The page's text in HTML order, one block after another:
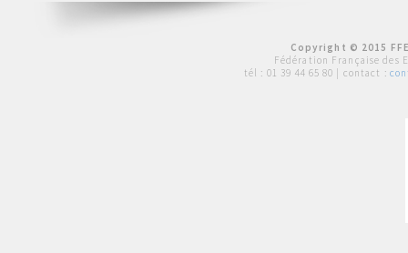
Copyright © 2015
Fédération Française des
tél : 01 39 44 65 80 | contact :